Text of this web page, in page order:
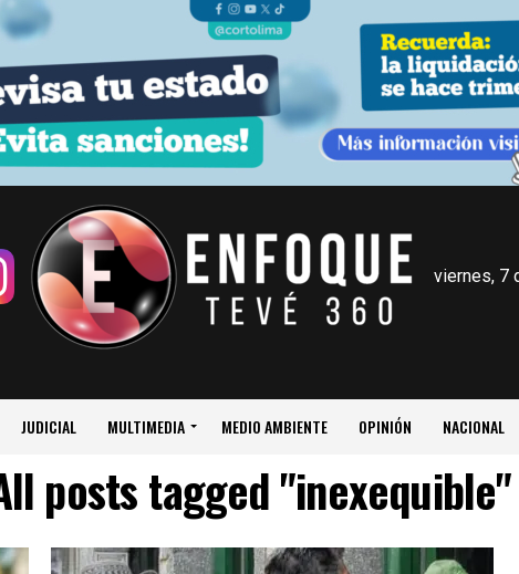
viernes, 7
JUDICIAL MULTIMEDIA MEDIO AMBIENTE OPINIÓN NACIONAL
posts tagged "inexequible"